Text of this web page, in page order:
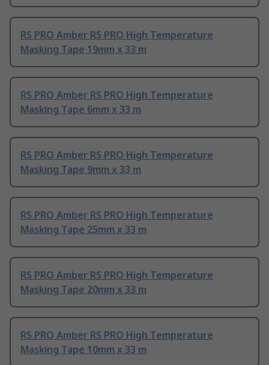
RS PRO Amber RS PRO High Temperature
Masking Tape 19mm x 33 m
RS PRO Amber RS PRO High Temperature
Masking Tape 6mm x 33 m
RS PRO Amber RS PRO High Temperature
Masking Tape 9mm x 33 m
RS PRO Amber RS PRO High Temperature
Masking Tape 25mm x 33 m
RS PRO Amber RS PRO High Temperature
Masking Tape 20mm x 33 m
RS PRO Amber RS PRO High Temperature
Masking Tape 10mm x 33 m